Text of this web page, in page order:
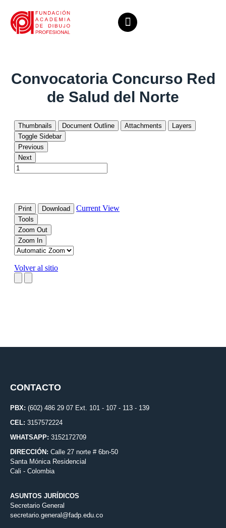
Convocatoria Concurso Red
de Salud del Norte
CONTACTO
PBX: (602) 486 29 07 Ext. 101 - 107 - 113 - 139
CEL: 3157572224
WHATSAPP: 3152172709
DIRECCIÓN: Calle 27 norte # 6bn-50
Santa Mónica Residencial
Cali - Colombia
ASUNTOS JURÍDICOS
Secretario General
secretario.general@fadp.edu.co